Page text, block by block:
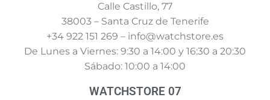
Calle Castillo, 77
38003 – Santa Cruz de Tenerife
+34 922 151 269 – info@watchstore.es
De Lunes a Viernes: 9:30 a 14:00 y 16:30 a 20:30
Sábado: 10:00 a 14:00
WATCHSTORE 07